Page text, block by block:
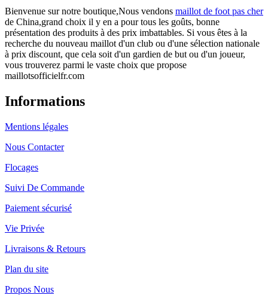
Bienvenue sur notre boutique,Nous vendons maillot de foot pas cher
de China,grand choix il y en a pour tous les goûts, bonne
présentation des produits à des prix imbattables. Si vous êtes à la
recherche du nouveau maillot d'un club ou d'une sélection nationale
à prix discount, que cela soit d'un gardien de but ou d'un joueur,
vous trouverez parmi le vaste choix que propose
maillotsofficielfr.com
Informations
Mentions légales
Nous Contacter
Flocages
Suivi De Commande
Paiement sécurisé
Vie Privée
Livraisons & Retours
Plan du site
Propos Nous